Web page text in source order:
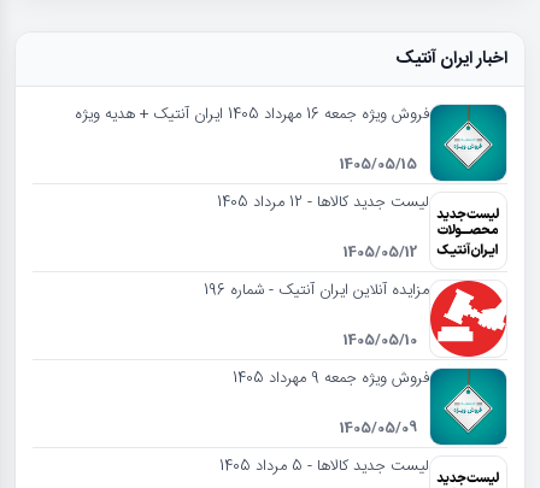
اخبار ایران آنتیک
فروش ویژه جمعه 16 مهرداد 1405 ایران آنتیک + هدیه ویژه
1405/05/15
لیست جدید کالاها - 12 مرداد 1405
1405/05/12
مزایده آنلاین ایران آنتیک - شماره 196
1405/05/10
فروش ویژه جمعه 9 مهرداد 1405
1405/05/09
لیست جدید کالاها - 5 مرداد 1405